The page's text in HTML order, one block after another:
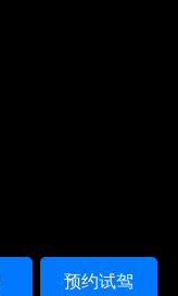
预约试驾